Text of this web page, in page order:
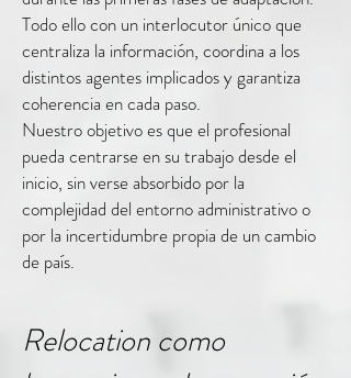
Todo ello con un interlocutor único que
centraliza la información, coordina a los
distintos agentes implicados y garantiza
coherencia en cada paso.
Nuestro objetivo es que el profesional
pueda centrarse en su trabajo desde el
inicio, sin verse absorbido por la
complejidad del entorno administrativo o
por la incertidumbre propia de un cambio
de país.
Relocation como